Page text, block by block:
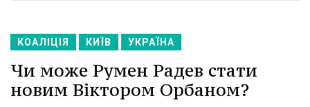
КОАЛІЦІЯ КИЇВ УКРАЇНА
Чи може Румен Радев стати
новим Віктором Орбаном?